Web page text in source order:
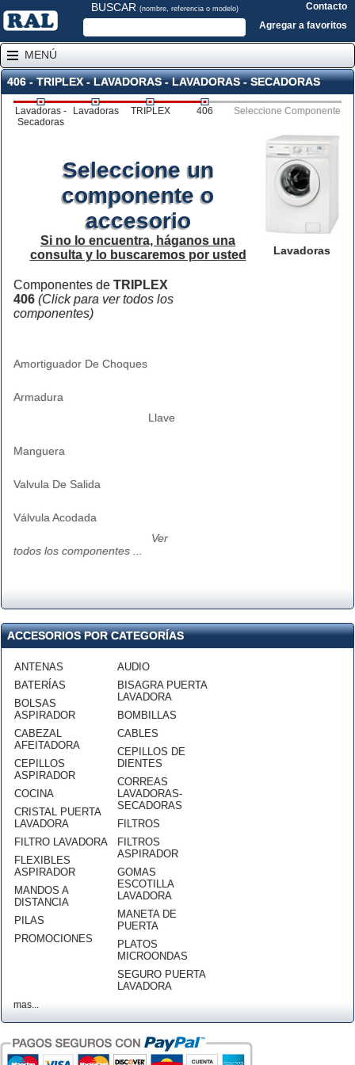
BUSCAR (nombre, referencia o modelo)
Contacto
Agregar a favoritos
MENÚ
406 - TRIPLEX - LAVADORAS - LAVADORAS - SECADORAS
Lavadoras -
Secadoras
Lavadoras TRIPLEX 406 Seleccione Componente
Lavadoras
Seleccione un
componente o
accesorio
Si no lo encuentra, háganos una
consulta y lo buscaremos por usted
Componentes de TRIPLEX
406 (Click para ver todos los
componentes)
Amortiguador De Choques
Armadura
Llave
Manguera
Valvula De Salida
Válvula Acodada
Ver
todos los componentes ...
ACCESORIOS POR CATEGORÍAS
ANTENAS
BATERÍAS
BOLSAS
ASPIRADOR
CABEZAL
AFEITADORA
CEPILLOS
ASPIRADOR
COCINA
CRISTAL PUERTA
LAVADORA
FILTRO LAVADORA
FLEXIBLES
ASPIRADOR
MANDOS A
DISTANCIA
PILAS
PROMOCIONES
AUDIO
BISAGRA PUERTA
LAVADORA
BOMBILLAS
CABLES
CEPILLOS DE
DIENTES
CORREAS
LAVADORAS-
SECADORAS
FILTROS
FILTROS
ASPIRADOR
GOMAS
ESCOTILLA
LAVADORA
MANETA DE
PUERTA
PLATOS
MICROONDAS
SEGURO PUERTA
LAVADORA
mas...